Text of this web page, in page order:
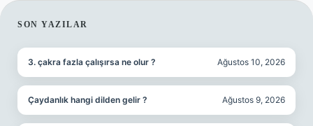
SIDEBAR
SON YAZILAR
3. çakra fazla çalışırsa ne olur ? Ağustos 10, 2026
Çaydanlık hangi dilden gelir ? Ağustos 9, 2026